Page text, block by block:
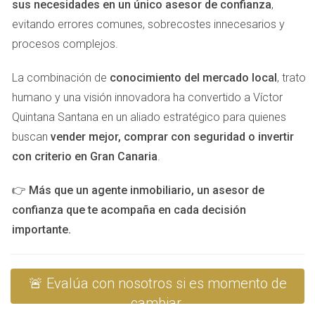
Imagina a Laura, dueña de una tienda online. Después de
seis meses trabajando con una agencia, se dio cuenta de
decidió solicitar un análisis profundo del enfoque actual.
Juntos identificaron que la estrategia publicitaria estaba
mal dirigida. Al cambiar el enfoque hacia un público más
específico, Laura vio un aumento del 50% en sus ventas en
solo dos meses.
Caso 2: Revisión de Objetivos
Por otro lado, tenemos a Carlos, quien tenía como objetivo
aumentar su presencia en redes sociales. Después de
agencia para revisar sus metas. Al hacerlo, se dieron
sus necesidades en un único asesor de confianza,
evitando errores comunes, sobrecostes innecesarios y
procesos complejos.
La combinación de conocimiento del mercado local, trato
humano y una visión innovadora ha convertido a Víctor
Quintana Santana en un aliado estratégico para quienes
buscan vender mejor, comprar con seguridad o invertir
con criterio en Gran Canaria.
👉 Más que un agente inmobiliario, un asesor de
confianza que te acompaña en cada decisión
importante.
🚨 Evalúa con nosotros si es momento de
cambiar.